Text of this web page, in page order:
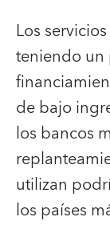
Los
teniendo un
de bajo
los bancos
utilizan
los países